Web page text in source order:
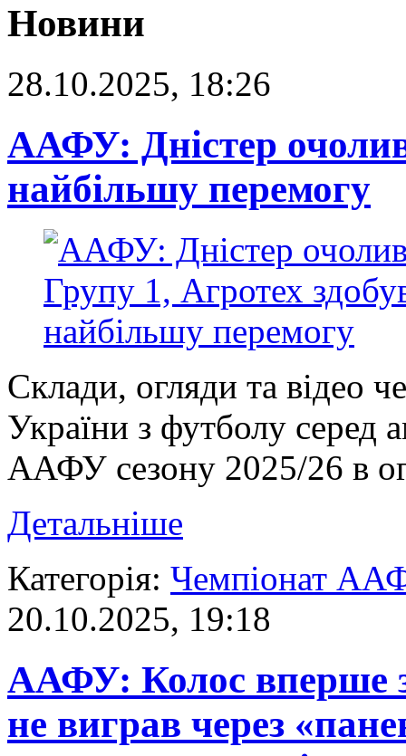
Новини
28.10.2025, 18:26
ААФУ: Дністер
найбільшу перемогу
Склади, огляди та відео
України з футболу серед
ААФУ сезону 2025/26 в
Детальніше
Категорія: Чемпіонат
20.10.2025, 19:18
ААФУ: Колос вперше
не виграв через